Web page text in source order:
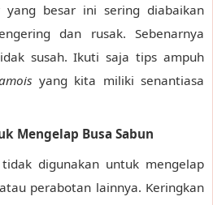
besar ini sering diabaikan
dan rusak. Sebenarnya
susah. Ikuti saja tips ampuh
yang kita miliki senantiasa
Mengelap Busa Sabun
tidak digunakan untuk mengelap
perabotan lainnya. Keringkan